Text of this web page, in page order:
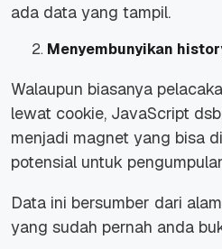
ada data yang tampil.
Menyembunyikan
Walaupun biasanya
lewat cookie, JavaScript
menjadi magnet yang bisa
potensial untuk
Data ini bersumber dari
yang sudah pernah anda